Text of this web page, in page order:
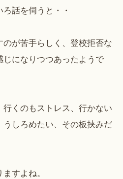
話を伺うと・・
が苦手らしく、登校拒否な
じになりつつあったようで
くのもストレス、行かない
しろめたい、その板挟みだ
すよね。